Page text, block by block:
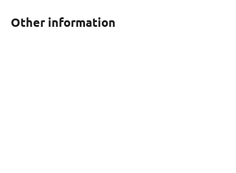
Other information